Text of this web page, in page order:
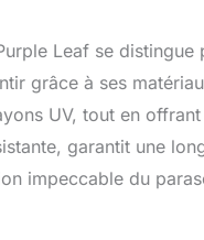
environnements
PAS incluse.
LEAF XBBS100
Leaf se
grâce à ses
UV, tout en
garantit une
impeccable du